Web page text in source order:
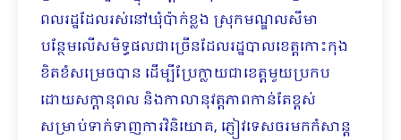
ពលរដ្ឋដែលរស់នៅឃុំប៉ាក់ខ្លង ស្រុកមណ្ឌលសីមា
បន្ថែមលើសមិទ្ធផលជាច្រើនដែលរដ្ឋបាលខេត្តកោះកុង
ខិតខំសម្រេចបាន ដើម្បីប្រែក្លាយជាខេត្តមួយប្រកប
ដោយសក្ដានុពល និងកាលានុវត្តភាពកាន់តែខ្ពស់
សម្រាប់ទាក់ទាញការវិនិយោគ, ភ្ញៀវទេសចរមកកំសាន្ត